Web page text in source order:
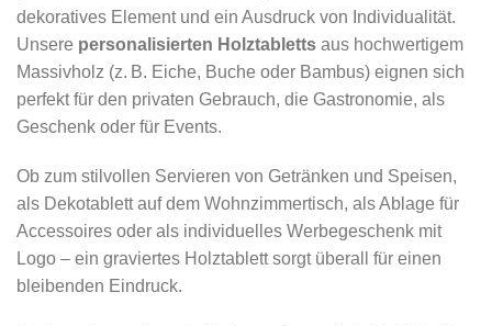
dekoratives Element und ein Ausdruck von Individualität.
Unsere personalisierten Holztabletts aus hochwertigem
Massivholz (z. B. Eiche, Buche oder Bambus) eignen sich
perfekt für den privaten Gebrauch, die Gastronomie, als
Geschenk oder für Events.
Ob zum stilvollen Servieren von Getränken und Speisen,
als Dekotablett auf dem Wohnzimmertisch, als Ablage für
Accessoires oder als individuelles Werbegeschenk mit
Logo – ein graviertes Holztablett sorgt überall für einen
bleibenden Eindruck.